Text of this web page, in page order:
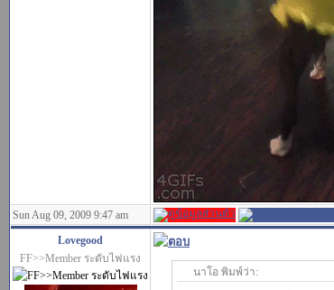
Sun Aug 09, 2009 9:47 am
Lovegood
FF>>Member ระดับไฟแรง
นาโอ พิมพ์ว่า: